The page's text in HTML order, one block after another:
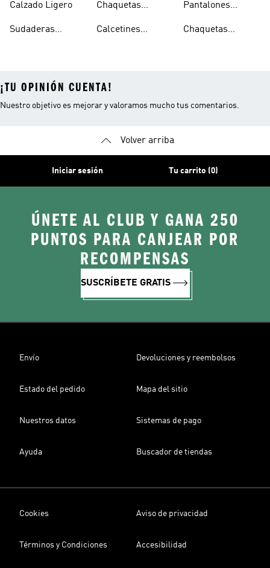
Calzado Ligero
Sudaderas
Hombre
Chaquetas
Mujer
Calcetines
Pantalones
Chaquetas
¡TU OPINIÓN CUENTA!
Nuestro objetivo es mejorar y valoramos mucho tus comentarios.
Volver arriba
Iniciar sesión Tu carrito (0)
ÚNETE AL CLUB Y GANA 250
PUNTOS PARA CANJEAR POR
RECOMPENSAS
SUSCRÍBETE GRATIS
Envío Devoluciones y reembolsos
Estado del pedido Mapa del sitio
Nuestros datos Sistemas de pago
Ayuda Buscador de tiendas
Cookies Aviso de privacidad
Términos y Condiciones Accesibilidad